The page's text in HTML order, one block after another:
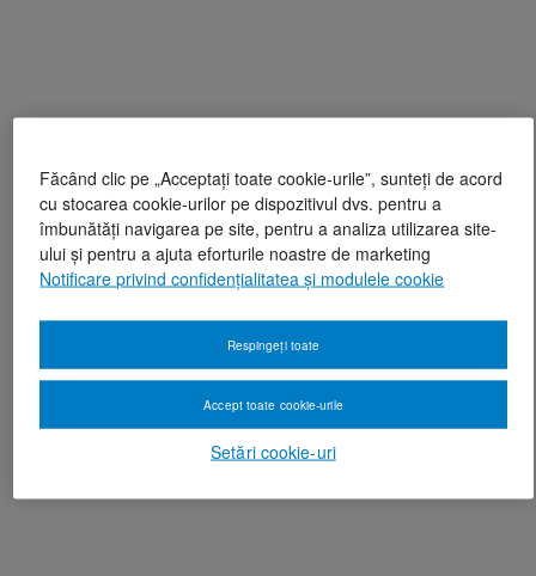
Făcând clic pe „Acceptați toate cookie-urile”, sunteți de acord
cu stocarea cookie-urilor pe dispozitivul dvs. pentru a
îmbunătăți navigarea pe site, pentru a analiza utilizarea site-
ului și pentru a ajuta eforturile noastre de marketing
Notificare privind confidențialitatea și modulele cookie
Setări cookie-uri
Respingeți toate
Accept toate cookie-urile